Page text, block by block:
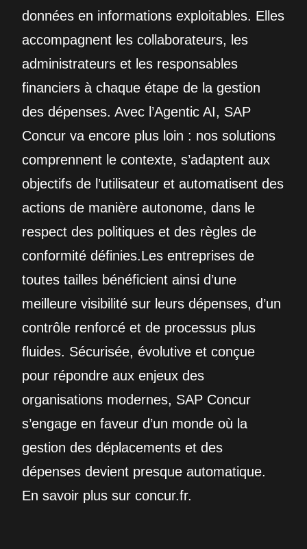
données en informations exploitables. Elles
accompagnent les collaborateurs, les
administrateurs et les responsables
financiers à chaque étape de la gestion
des dépenses. Avec l’Agentic AI, SAP
Concur va encore plus loin : nos solutions
comprennent le contexte, s’adaptent aux
objectifs de l’utilisateur et automatisent des
actions de manière autonome, dans le
respect des politiques et des règles de
conformité définies.Les entreprises de
toutes tailles bénéficient ainsi d’une
meilleure visibilité sur leurs dépenses, d’un
contrôle renforcé et de processus plus
fluides. Sécurisée, évolutive et conçue
pour répondre aux enjeux des
organisations modernes, SAP Concur
s’engage en faveur d’un monde où la
gestion des déplacements et des
dépenses devient presque automatique.
En savoir plus sur concur.fr.